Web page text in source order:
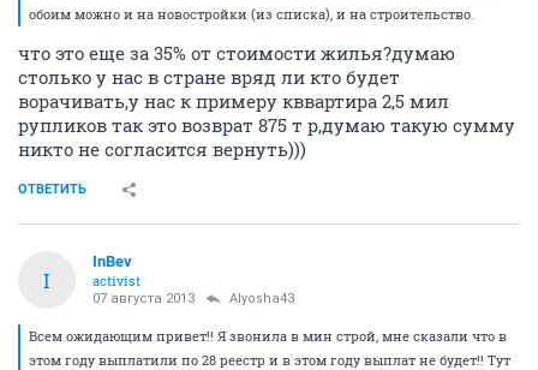
обоим можно и на новостройки (из списка), и на строительство.
что это еще за 35% от стоимости жилья?думаю
столько у нас в стране вряд ли кто будет
ворачивать,у нас к примеру кввартира 2,5 мил
рупликов так это возврат 875 т р,думаю такую сумму
никто не согласится вернуть)))
ОТВЕТИТЬ
I
InBev
activist
07 августа 2013 Alyosha43
Всем ожидающим привет!! Я звонила в мин строй, мне сказали что в
этом году выплатили по 28 реестр и в этом году выплат не будет!! Тут